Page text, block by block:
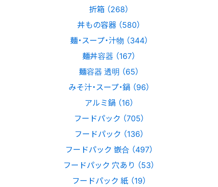
折箱 （268）
丼もの容器 （580）
麺・スープ・汁物 （344）
麺丼容器 （167）
麺容器 透明 （65）
みそ汁・スープ・鍋 （96）
アルミ鍋 （16）
フードパック （705）
フードパック （136）
フードパック 嵌合 （497）
フードパック 穴あり （53）
フードパック 紙 （19）